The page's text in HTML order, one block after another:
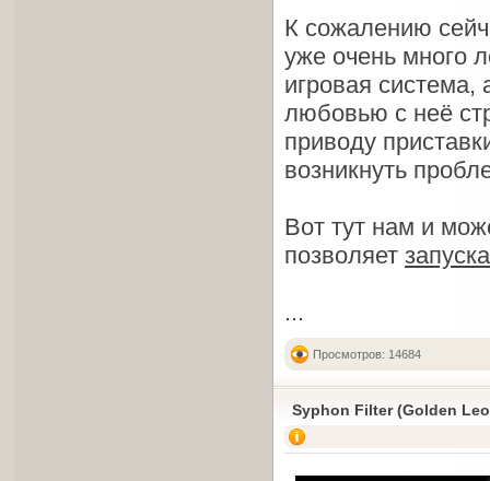
К сожалению
уже очень много
игровая система,
любовью с неё
приводу
возникнуть
Вот тут нам и
позволяет
...
Просмотров: 14684
Syphon Filter (Golden